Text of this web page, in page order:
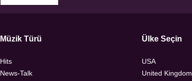
Müzik Türü
Hits
News-Talk
Ülke Seçin
USA
United Kingdom